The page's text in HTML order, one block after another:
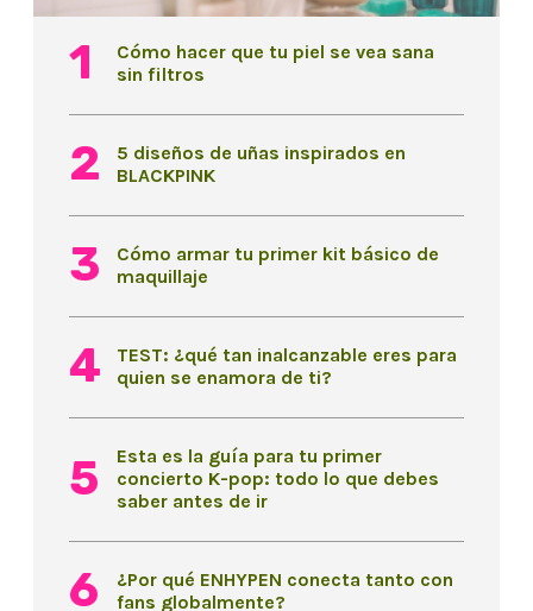
Cómo hacer que tu piel se vea sana
sin filtros
5 diseños de uñas inspirados en
BLACKPINK
Cómo armar tu primer kit básico de
maquillaje
TEST: ¿qué tan inalcanzable eres para
quien se enamora de ti?
Esta es la guía para tu primer
concierto K-pop: todo lo que debes
saber antes de ir
¿Por qué ENHYPEN conecta tanto con
fans globalmente?